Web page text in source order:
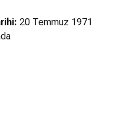
20 Temmuz 1971